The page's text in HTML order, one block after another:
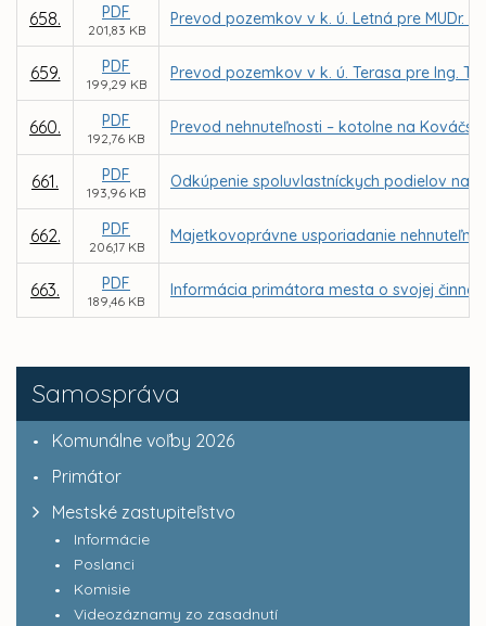
Samospráva
Komunálne voľby 2026
Primátor
Mestské zastupiteľstvo
Informácie
Poslanci
Komisie
Videozáznamy zo zasadnutí
658. PDF
201,83 KB
Prevod pozemkov v k. ú. Letná pre MUDr.
659. PDF
199,29 KB
Prevod pozemkov v k. ú. Terasa pre Ing.
660. PDF
192,76 KB
Prevod nehnuteľnosti – kotolne na
661. PDF
193,96 KB
Odkúpenie spoluvlastníckych podielov na
662. PDF
206,17 KB
Majetkovoprávne usporiadanie
663. PDF
189,46 KB
Informácia primátora mesta o svojej